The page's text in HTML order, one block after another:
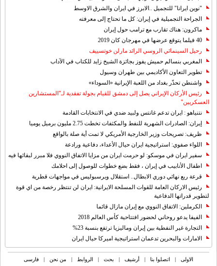
"نوين ايرانا" للتجميل ..الابرز في ايران والشرق الاوسط
الجراحة التجميلية في إيران: كل ما تحتاج إلى معرفته
ماكرون: هناك تقارب مع ترامب حول إيران
40 فيلما يتوقع عرضها في مهرجان كان 2019
رحيل السينمائي الروسي الرائد مارلن خوتسييف
المغربي بنسالم حميش يفوز بجائزة الشيخ زايد للكتاب في الآداب
تطوير التعاون الأكاديمي بين طهران وسيول
واشنطن تحذّر بغداد من اللعبة الإيرانية «السوداء»
رئيس الأركان الإيراني يصل إلى دمشق للقيام بجولة تفقدية لـ"المستشارين
العسكريين"
نتنياهو : ايران تدعم غانتس ولبيد ضدي في الانتخابات القادمة
إيران: الصادرات الشهریة للنفط والمكثفات تخطت 2.75 مليون برميل يوميا
ظريف: تصريحات وزير الخارجية الأمريكي لا تمت أية صلة بالواقع
اللواء صفوي: استراتيجية ايران حيال الأعداء، دفاعية ورادعة
سفير ايران في موسكو: لو حرمت ايران من مزايا الاتفاق النووي فلا مبرر لبقائها فيه
اطفال الأنابيب في إيران ، فقط بضع خطوات للوصول إلى احلامك
قرعة ربع نهائي دوري الابطال.. استقلال وبرسبوليس في مواجهات قطرية
رئيس الاركان العامة للقوات المسلحة الايرانية: ايران لن تنتظر رخصة من اي قوة
لتطوير قدراتها الدفاعية
الكرملين: الاتفاق النووي مع إيران مازال قائما
الفيفا يدعو روحاني لحضور افتتاحية كأس العالم 2018
التجارة غیر النفطیة بین إیران ومالیزیا ترتفع بنسبة 23%
الامارات والبحرين تدعمان استراتيجية اميركا حيال ايران
الاولی اتصلوا بنا أرشیف بحث الروابط من نحن فارسی